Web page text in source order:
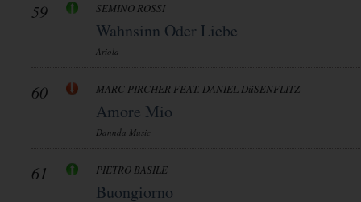
59 SEMINO ROSSI
Wahnsinn Oder Liebe
Ariola
60 MARC PIRCHER FEAT. DANIEL DüSENFLITZ
Amore Mio
Dannda Music
61 PIETRO BASILE
Buongiorno